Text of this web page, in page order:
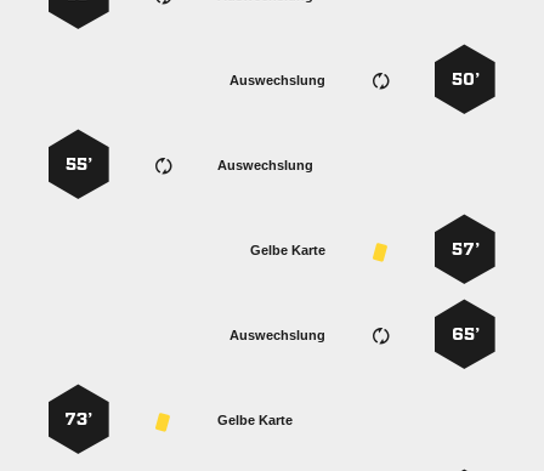
50’
Auswechslung
Auswechslung
55’
57’
Gelbe Karte
65’
Auswechslung
Gelbe Karte
73’